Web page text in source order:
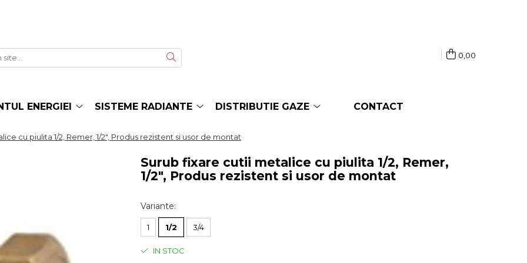
0,00
ENERGIEI SISTEME RADIANTE DISTRIBUTIE GAZE CONTACT
cu piulita 1/2, Remer, 1/2", Produs rezistent si usor de montat
Surub fixare cutii metalice cu piulita 1/2, Remer,
1/2", Produs rezistent si usor de montat
Variante:
1 1/2 3/4
IN STOC